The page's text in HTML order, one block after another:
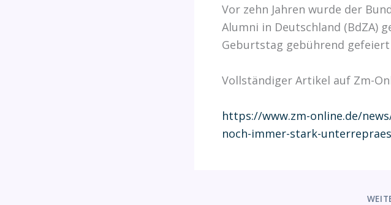
Vor zehn Jahren wurde der
Alumni in Deutschland (BdZA)
Geburtstag gebührend gefeiert
Vollständiger Artikel auf Zm-
https://www.zm-online.de/
noch-immer-stark-